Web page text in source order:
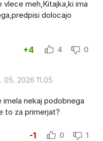
vlece meh,Kitajka,ki ima
dolocajo
+4 4 0
05. 2026 11.05
imela nekaj podobnega
to za primerjat?
-1 0 1